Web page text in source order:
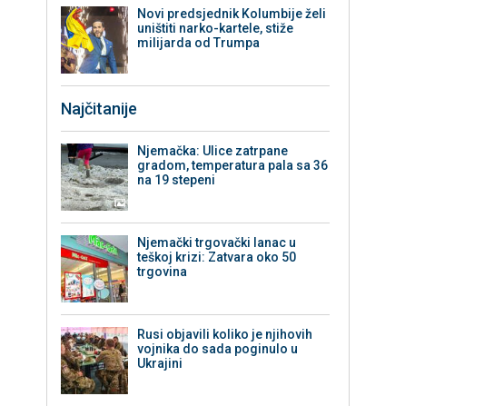
Novi predsjednik Kolumbije želi
uništiti narko-kartele, stiže
milijarda od Trumpa
Najčitanije
Njemačka: Ulice zatrpane
gradom, temperatura pala sa 36
na 19 stepeni
Njemački trgovački lanac u
teškoj krizi: Zatvara oko 50
trgovina
Rusi objavili koliko je njihovih
vojnika do sada poginulo u
Ukrajini